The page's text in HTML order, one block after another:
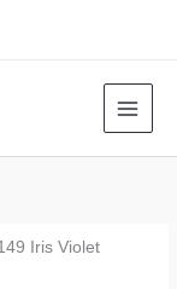
Iris Violet